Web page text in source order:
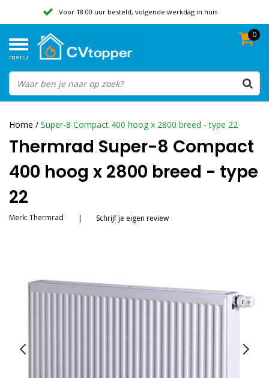
Voor 18:00 uur besteld, volgende werkdag in huis
Beoordeeld met een 9,8
menu
0
Home / Super-8 Compact 400 hoog x 2800 breed - type 22
Thermrad Super-8 Compact
400 hoog x 2800 breed - type
22
Merk: Thermrad | Schrijf je eigen review